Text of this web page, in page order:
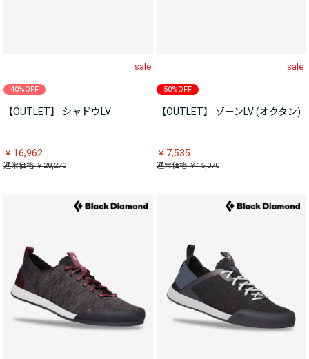
sale
40%OFF
【OUTLET】 シャドウLV
￥16,962
通常価格 ￥28,270
sale
50%OFF
【OUTLET】 ゾーンLV (オクタン)
￥7,535
通常価格 ￥15,070